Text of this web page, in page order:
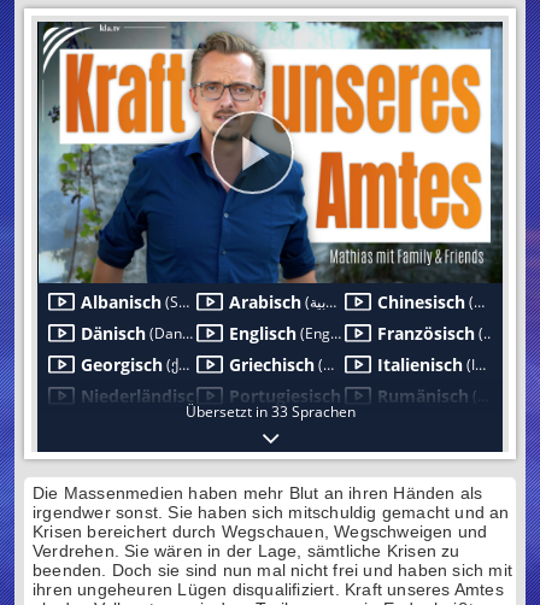
Die Massenmedien haben mehr Blut an ihren Händen als
irgendwer sonst. Sie haben sich mitschuldig gemacht und an
Krisen bereichert durch Wegschauen, Wegschweigen und
Verdrehen. Sie wären in der Lage, sämtliche Krisen zu
beenden. Doch sie sind nun mal nicht frei und haben sich mit
ihren ungeheuren Lügen disqualifiziert. Kraft unseres Amtes